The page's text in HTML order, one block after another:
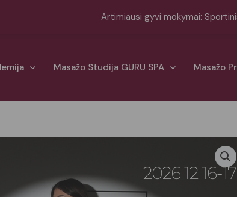
Artimiausi gyvi mokymai:
Masažo Studija GURU SPA Masažo